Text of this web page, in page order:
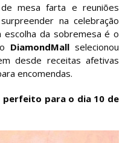
mesa farta e reuniões
na celebração
escolha da sobremesa é o
DiamondMallselecionou
desde receitas afetivas
encomendas.
para o dia 10 de